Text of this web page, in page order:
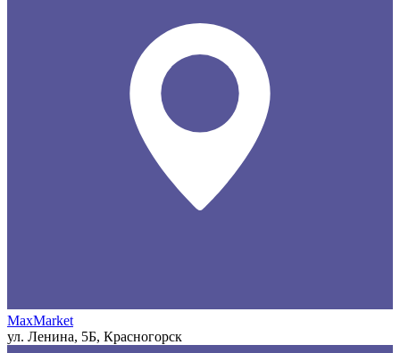
MaxMarket
ул. Ленина, 5Б, Красногорск